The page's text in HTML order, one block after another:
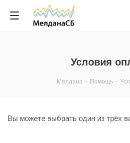
Условия
Мелдана - Помощь -
Вы можете выбрать один из трёх